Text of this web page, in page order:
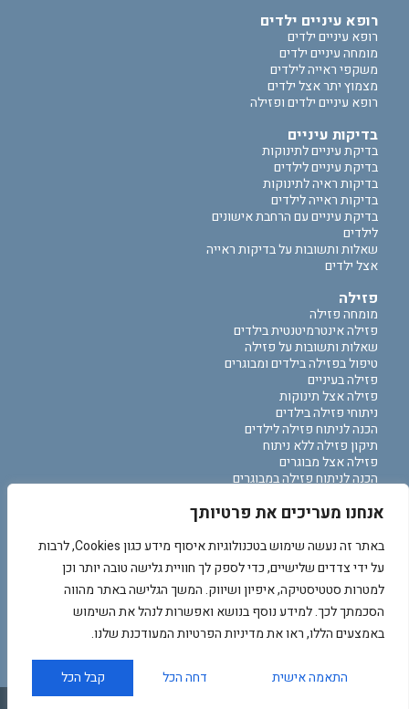
אנחנו מעריכים את פרטיותך
באתר זה נעשה שימוש בטכנולוגיות איסוף מידע כגון Cookies, לרבות
על ידי צדדים שלישיים, כדי לספק לך חוויית גלישה טובה יותר וכן
למטרות סטטיסטיקה, איפיון ושיווק. המשך הגלישה באתר מהווה
הסכמתך לכך. למידע נוסף בנושא ואפשרות לנהל את השימוש
באמצעים הללו, ראו את מדיניות הפרטיות המעודכנת שלנו.
התאמה אישית דחה הכל קבל הכל
רופא עיניים ילדים
רופא עיניים ילדים
מומחה עיניים ילדים
משקפי ראייה לילדים
מצמוץ יתר אצל ילדים
רופא עיניים ילדים ופזילה
בדיקות עיניים
בדיקת עיניים לתינוקות
בדיקת עיניים לילדים
בדיקות ראיה לתינוקות
בדיקות ראייה לילדים
בדיקת עיניים עם הרחבת אישונים
לילדים
שאלות ותשובות על בדיקות ראייה
אצל ילדים
פזילה
מומחה פזילה
פזילה אינטרמיטנטית בילדים
שאלות ותשובות על פזילה
טיפול בפזילה בילדים ומבוגרים
פזילה בעיניים
פזילה אצל תינוקות
ניתוחי פזילה בילדים
הכנה לניתוח פזילה לילדים
תיקון פזילה ללא ניתוח
פזילה אצל מבוגרים
הכנה לניתוח פזילה במבוגרים
מנתח פזילה מומלץ
מרפאת עיניים ילדים
מרפאת עיניים לילדים
לקויות ראיה אצל ילדים
רופא עיניים ילדים תל אביב
רופא עיניים לילדים במרכז